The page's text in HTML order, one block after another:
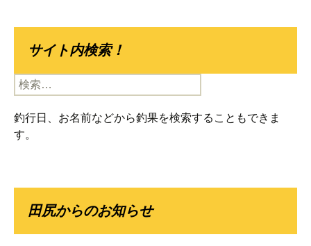
サイト内検索！
検
索:
釣行日、お名前などから釣果を検索することもできま
す。
田尻からのお知らせ